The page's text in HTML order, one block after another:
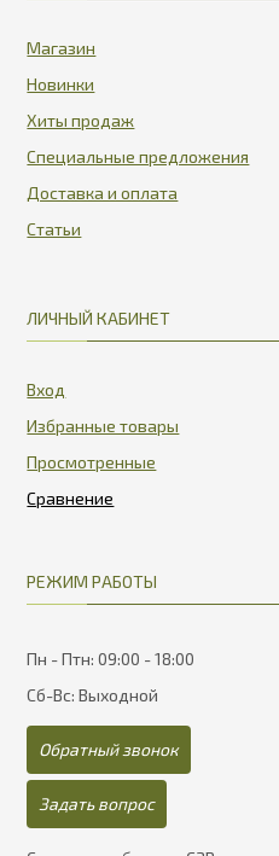
Магазин
Новинки
Хиты продаж
Специальные предложения
Доставка и оплата
Статьи
ЛИЧНЫЙ КАБИНЕТ
Вход
Избранные товары
Просмотренные
РЕЖИМ РАБОТЫ
Пн - Птн: 09:00 - 18:00
Сб-Вс: Выходной
Обратный звонок
Задать вопрос